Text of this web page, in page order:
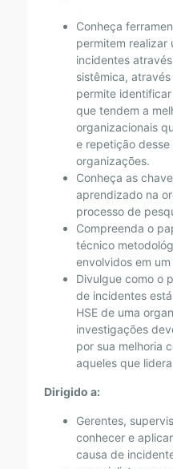
I
Conheça
permitem realizar
incidentes
sistêmica,
permite
que tendem a
organizacionais
e repetição
organizações.
Conheça as
aprendizado na
processo de
Compreenda o
técnico
envolvidos em
Divulgue como o
de incidentes
HSE de uma
investigações
por sua melhoria
aqueles que
Dirigido a:
Gerentes,
conhecer e
causa de